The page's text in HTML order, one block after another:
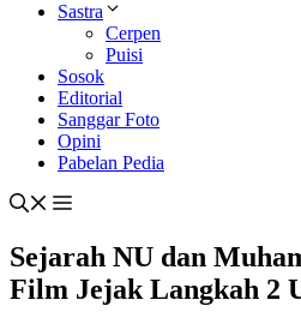
Sastra
Cerpen
Puisi
Sosok
Editorial
Sanggar Foto
Opini
Pabelan Pedia
Sejarah NU dan
Film Jejak Langkah 2